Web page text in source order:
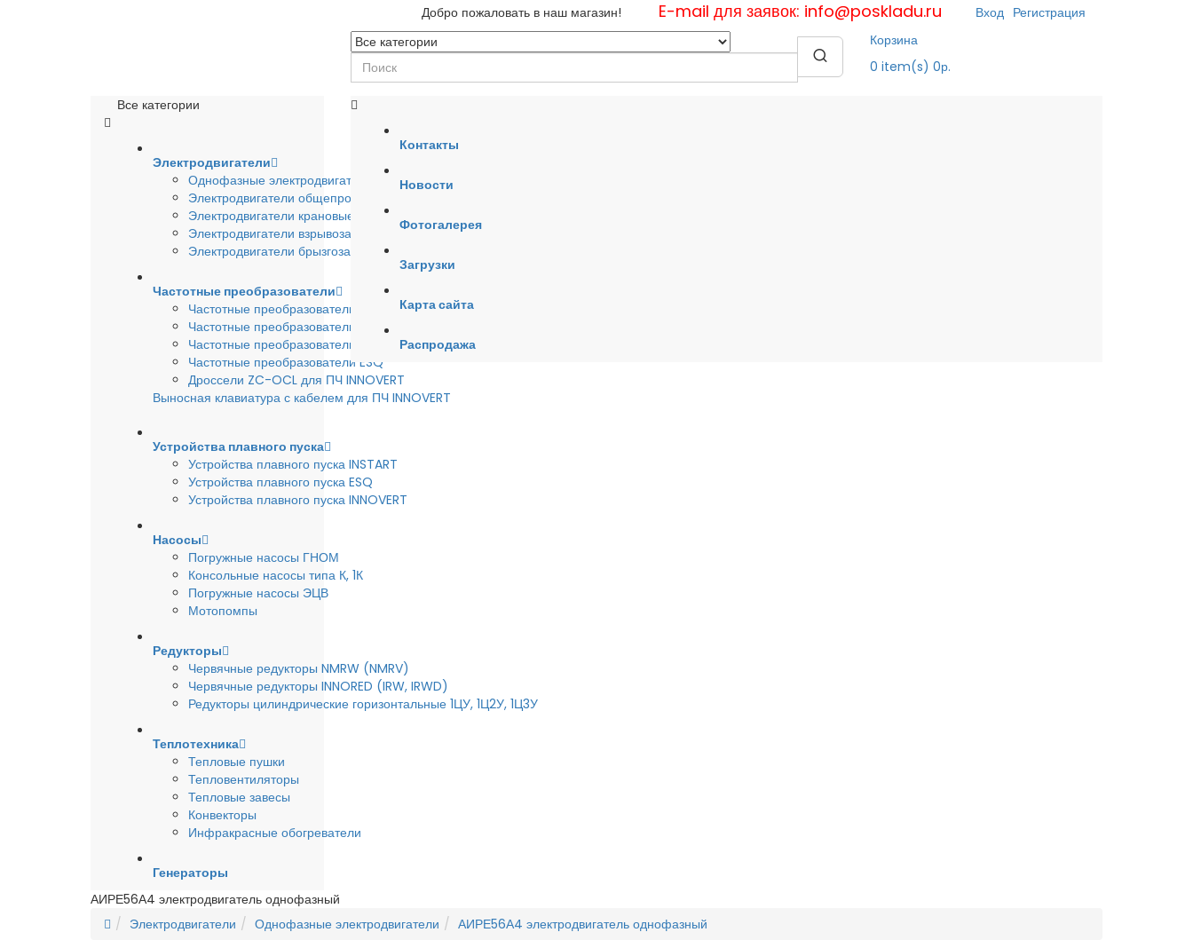
Добро пожаловать в наш магазин! E-mail для заявок: info@poskladu.ru Вход Регистрация
Корзина
0 item(s) 0р.
Все категории
Электродвигатели
Однофазные электродвигатели
Электродвигатели общепромышленные
Электродвигатели крановые
Электродвигатели взрывозащишенные
Электродвигатели брызгозащищенные
Частотные преобразователи
Частотные преобразователи INSTART
Частотные преобразователи INNOVERT
Частотные преобразователи HYUNDAI
Частотные преобразователи ESQ
Дроссели ZC-OCL для ПЧ INNOVERT
Выносная клавиатура с кабелем для ПЧ INNOVERT
Устройства плавного пуска
Устройства плавного пуска INSTART
Устройства плавного пуска ESQ
Устройства плавного пуска INNOVERT
Насосы
Погружные насосы ГНОМ
Консольные насосы типа К, 1К
Погружные насосы ЭЦВ
Мотопомпы
Редукторы
Червячные редукторы NMRW (NMRV)
Червячные редукторы INNORED (IRW, IRWD)
Редукторы цилиндрические горизонтальные 1ЦУ, 1Ц2У, 1Ц3У
Теплотехника
Тепловые пушки
Тепловентиляторы
Тепловые завесы
Конвекторы
Инфракрасные обогреватели
Генераторы
Контакты
Новости
Фотогалерея
Загрузки
Карта сайта
Распродажа
АИРЕ56А4 электродвигатель однофазный
Электродвигатели
Однофазные электродвигатели АИРЕ56А4 электродвигатель однофазный